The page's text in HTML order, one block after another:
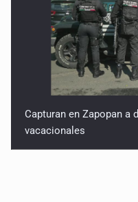
Capturan en Zapopan a
vacacionales